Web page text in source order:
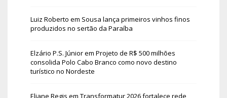
Luiz Roberto em Sousa lança primeiros vinhos finos
produzidos no sertão da Paraíba
Elzário P.S. Júniorem Projeto de R$ 500 milhões
consolida Polo Cabo Branco como novo destino
turístico no Nordeste
Eliane Regis em Transformatur 2026 fortalece rede